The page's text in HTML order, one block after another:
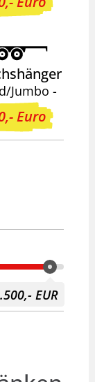
Jumbo -
Euro
EUR